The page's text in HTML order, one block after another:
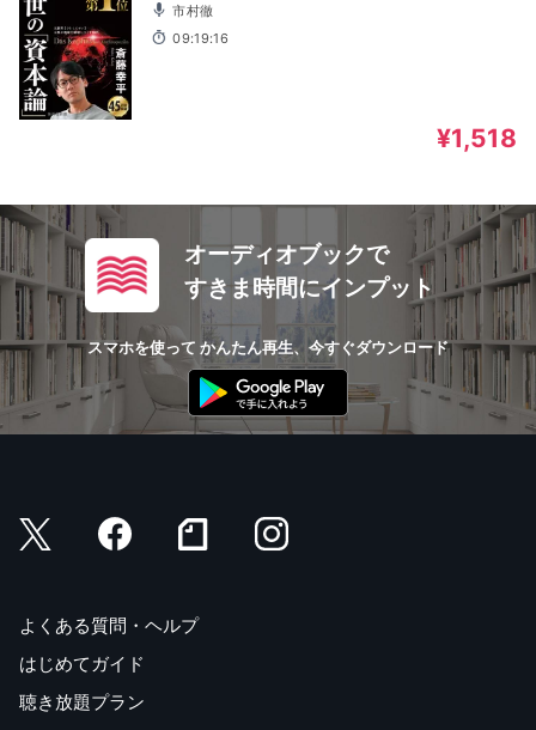
市村徹
09:19:16
¥1,518
オーディオブックで
すきま時間にインプット
スマホを使って かんたん再生、今すぐダウンロード
よくある質問・ヘルプ
はじめてガイド
聴き放題プラン